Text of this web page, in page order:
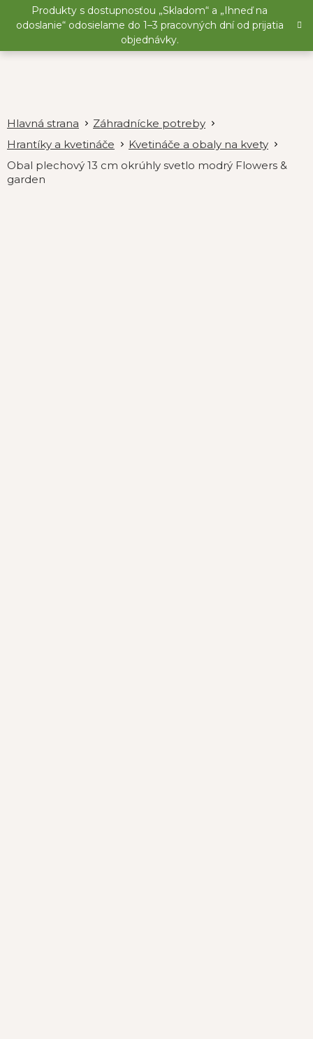
Produkty s dostupnosťou „Skladom“ a „Ihneď na
odoslanie“ odosielame do 1–3 pracovných dní od prijatia
objednávky.
Záhradnícke potreby
Hrantíky a kvetináče
Kvetináče a obaly na kvety
Obal plechový 13 cm okrúhly svetlo modrý Flowers &
garden